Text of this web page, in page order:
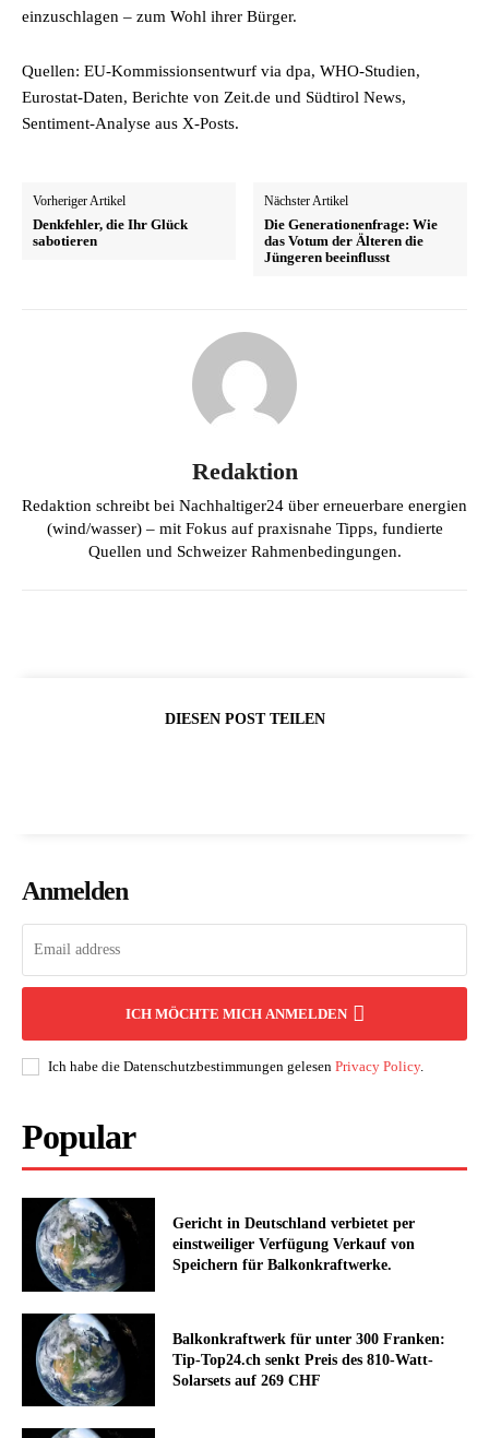
einzuschlagen – zum Wohl ihrer Bürger.
Quellen: EU-Kommissionsentwurf via dpa, WHO-Studien,
Eurostat-Daten, Berichte von Zeit.de und Südtirol News,
Sentiment-Analyse aus X-Posts.
Vorheriger Artikel
Denkfehler, die Ihr Glück
sabotieren
Nächster Artikel
Die Generationenfrage: Wie
das Votum der Älteren die
Jüngeren beeinflusst
Redaktion
Redaktion schreibt bei Nachhaltiger24 über erneuerbare energien
(wind/wasser) – mit Fokus auf praxisnahe Tipps, fundierte
Quellen und Schweizer Rahmenbedingungen.
DIESEN POST TEILEN
Anmelden
ICH MÖCHTE MICH ANMELDEN
Ich habe die Datenschutzbestimmungen gelesen Privacy Policy.
Popular
Gericht in Deutschland verbietet per
einstweiliger Verfügung Verkauf von
Speichern für Balkonkraftwerke.
Balkonkraftwerk für unter 300 Franken:
Tip-Top24.ch senkt Preis des 810-Watt-
Solarsets auf 269 CHF